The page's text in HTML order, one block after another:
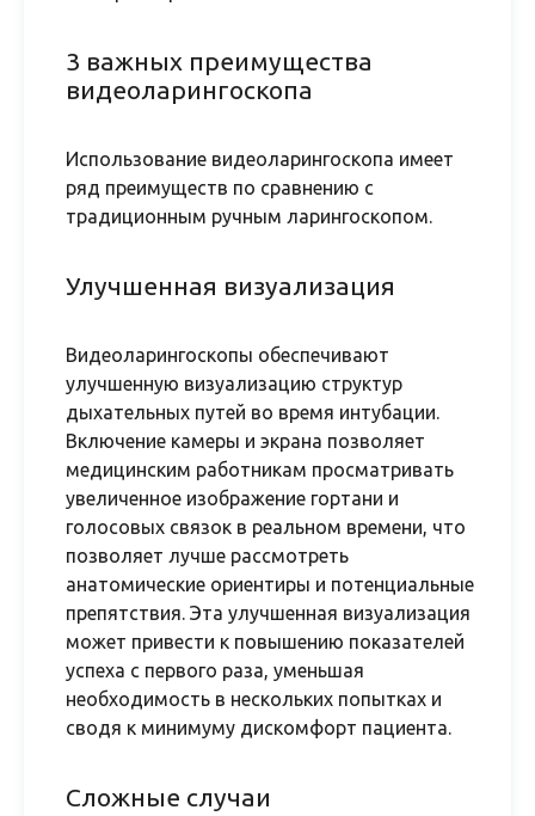
3 важных преимущества
видеоларингоскопа
Использование видеоларингоскопа имеет
ряд преимуществ по сравнению с
традиционным ручным ларингоскопом.
Улучшенная визуализация
Видеоларингоскопы обеспечивают
улучшенную визуализацию структур
дыхательных путей во время интубации.
Включение камеры и экрана позволяет
медицинским работникам просматривать
увеличенное изображение гортани и
голосовых связок в реальном времени, что
позволяет лучше рассмотреть
анатомические ориентиры и потенциальные
препятствия. Эта улучшенная визуализация
может привести к повышению показателей
успеха с первого раза, уменьшая
необходимость в нескольких попытках и
сводя к минимуму дискомфорт пациента.
Сложные случаи